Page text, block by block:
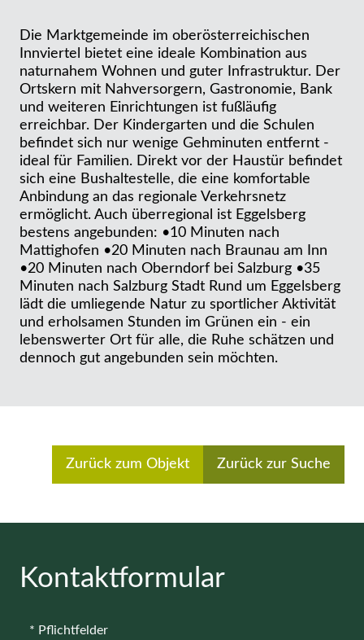
Die Marktgemeinde im oberösterreichischen
Innviertel bietet eine ideale Kombination aus
naturnahem Wohnen und guter Infrastruktur. Der
Ortskern mit Nahversorgern, Gastronomie, Bank
und weiteren Einrichtungen ist fußläufig
erreichbar. Der Kindergarten und die Schulen
befindet sich nur wenige Gehminuten entfernt -
ideal für Familien. Direkt vor der Haustür befindet
sich eine Bushaltestelle, die eine komfortable
Anbindung an das regionale Verkehrsnetz
ermöglicht. Auch überregional ist Eggelsberg
bestens angebunden: •10 Minuten nach
Mattighofen •20 Minuten nach Braunau am Inn
•20 Minuten nach Oberndorf bei Salzburg •35
Minuten nach Salzburg Stadt Rund um Eggelsberg
lädt die umliegende Natur zu sportlicher Aktivität
und erholsamen Stunden im Grünen ein - ein
lebenswerter Ort für alle, die Ruhe schätzen und
dennoch gut angebunden sein möchten.
Zurück zum Objekt Zurück zur Suche
Kontaktformular
* Pflichtfelder